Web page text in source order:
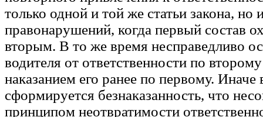
только одной и той же статьи закона, но
правонарушений, когда первый состав
вторым. В то же время несправедливо
водителя от ответственности по
наказанием его ранее по первому. Иначе
сформируется безнаказанность, что
принципом неотвратимости